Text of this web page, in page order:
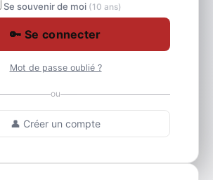
Se souvenir de moi (10 ans)
🔑 Se connecter
Mot de passe oublié ?
ou
👤 Créer un compte